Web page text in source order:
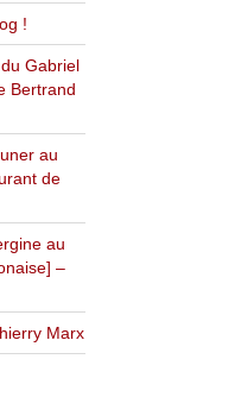
!
Gabriel
Bertrand
au
de
au
–
Marx